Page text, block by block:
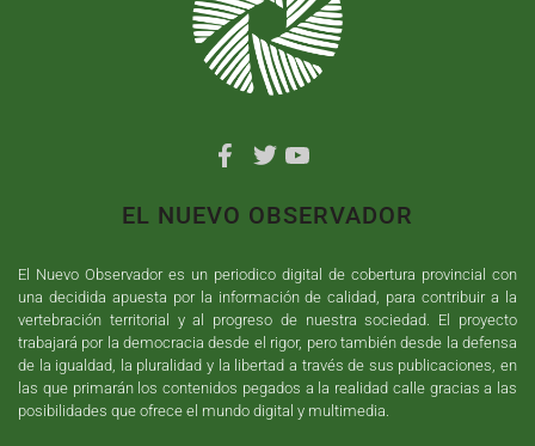
EL NUEVO OBSERVADOR
El Nuevo Observador es un periodico digital de cobertura provincial con
una decidida apuesta por la información de calidad, para contribuir a la
vertebración territorial y al progreso de nuestra sociedad. El proyecto
trabajará por la democracia desde el rigor, pero también desde la defensa
de la igualdad, la pluralidad y la libertad a través de sus publicaciones, en
las que primarán los contenidos pegados a la realidad calle gracias a las
posibilidades que ofrece el mundo digital y multimedia.